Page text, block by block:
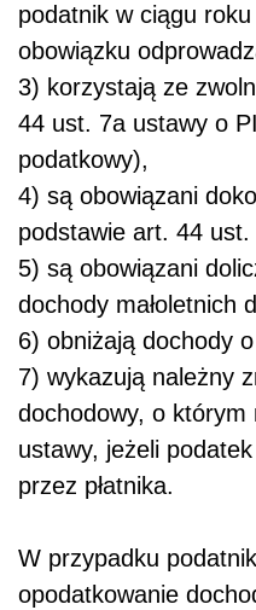
podatnik w ciągu
obowiązku
3) korzystają ze
44 ust. 7a ustawy o
podatkowy),
4) są obowiązani
podstawie art. 44
5) są obowiązani
dochody małoletnich
6) obniżają dochody
7) wykazują należny
dochodowy, o
ustawy, jeżeli
przez płatnika.
W przypadku
opodatkowanie